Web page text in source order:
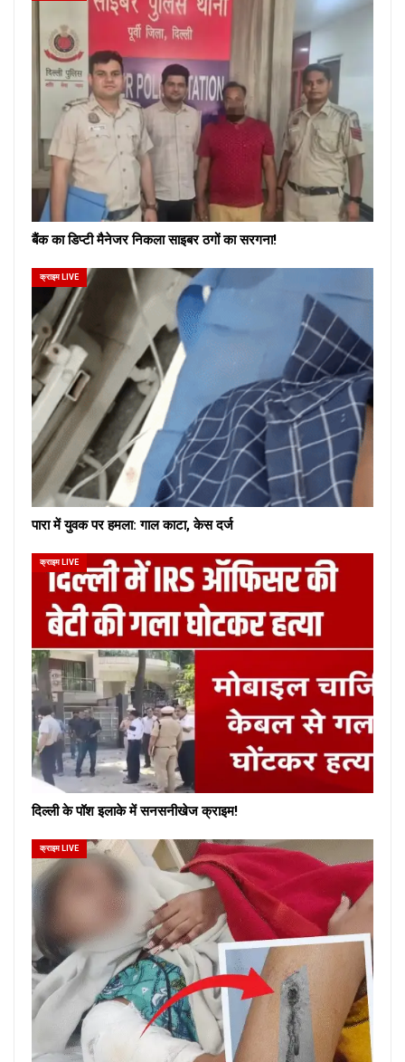
बैंक का डिप्टी मैनेजर निकला साइबर ठगों का सरगना!
क्राइम LIVE
पारा में युवक पर हमला: गाल काटा, केस दर्ज
क्राइम LIVE
दिल्ली के पॉश इलाके में सनसनीखेज क्राइम!
क्राइम LIVE